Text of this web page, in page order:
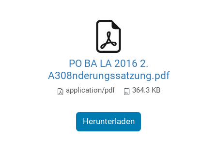
PO BA LA 2016 2.
A308nderungssatzung.pdf
application/pdf 364.3 KB
Herunterladen